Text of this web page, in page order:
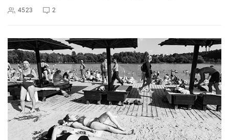
4523 2